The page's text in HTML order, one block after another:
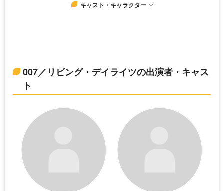
キャスト・キャラクター
007／リビング・デイライツの出演者・キャス
ト